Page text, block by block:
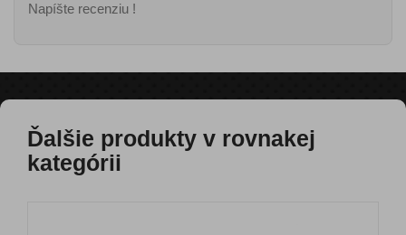
Napíšte recenziu !
Ďalšie produkty v rovnakej
kategórii